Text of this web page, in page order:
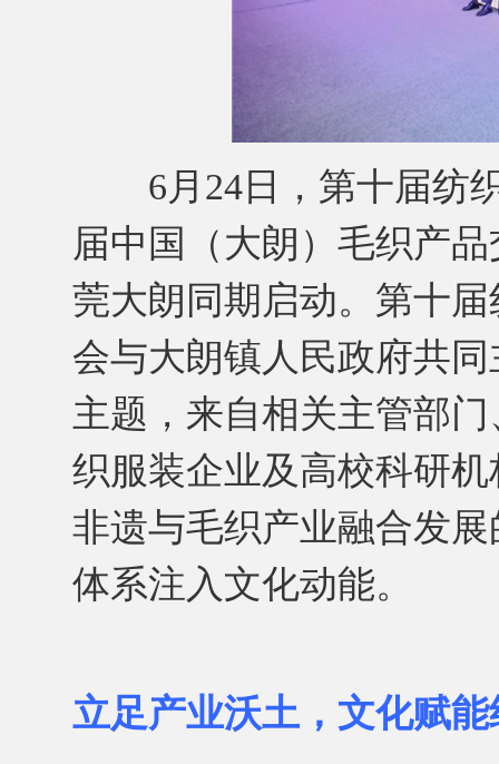
6月24日，第十届纺织
届中国（大朗）毛织产
莞大朗同期启动。第十
会与大朗镇人民政府共
主题，来自相关主管部
织服装企业及高校科研
非遗与毛织产业融合发
体系注入文化动能。
立足产业沃土，文化赋能